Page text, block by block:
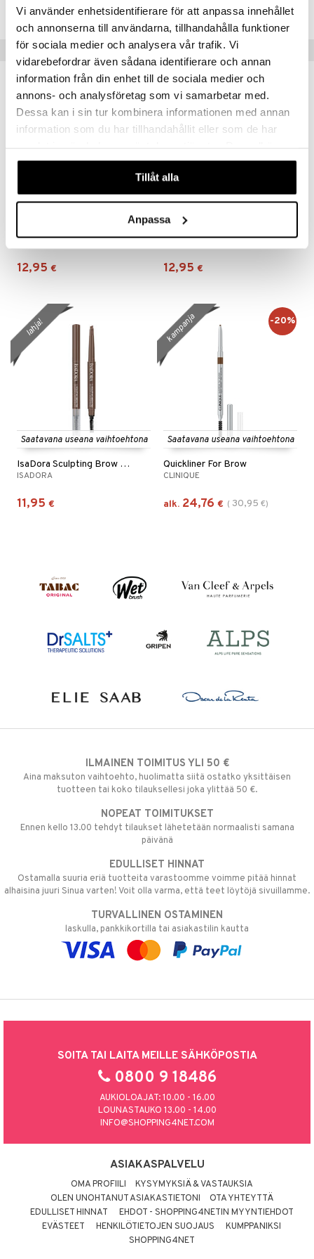
Vi använder enhetsidentifierare för att anpassa innehållet
och annonserna till användarna, tillhandahålla funktioner
för sociala medier och analysera vår trafik. Vi
vidarebefordrar även sådana identifierare och annan
information från din enhet till de sociala medier och
annons- och analysföretag som vi samarbetar med.
Dessa kan i sin tur kombinera informationen med annan
information som du har tillhandahållit eller som de har
våra cookies vid fortsatt användande av vår webbplats.
Tillåt alla
Anpassa
CBLCT-KI-1-XX-XX
Suositut tuotteet
Saatavana useana vaihtoehtona
ISADORA
12,95 €
lahja!
Saatavana useana vaihtoehtona
ISADORA
12,95 €
lahja!
Saatavana useana vaihtoehtona
IsaDora Sculpting Brow Pen Waterproof
ISADORA
11,95 €
lahja!
Saatavana useana vaihtoehtona
Quickliner For Brow
CLINIQUE
alk. 24,76 € ( 30,95 €)
kampanja -20%
ILMAINEN TOIMITUS YLI 50 €
Aina maksuton vaihtoehto, huolimatta siitä ostatko yksittäisen
tuotteen tai koko tilauksellesi joka ylittää 50 €.
NOPEAT TOIMITUKSET
Ennen kello 13.00 tehdyt tilaukset lähetetään normaalisti samana
päivänä
EDULLISET HINNAT
Ostamalla suuria eriä tuotteita varastoomme voimme pitää hinnat
alhaisina juuri Sinua varten! Voit olla varma, että teet löytöjä sivuillamme.
TURVALLINEN OSTAMINEN
laskulla, pankkikortilla tai asiakastilin kautta
SOITA TAI LAITA MEILLE SÄHKÖPOSTIA
0800 9 18486
AUKIOLOAJAT: 10.00 - 16.00
LOUNASTAUKO 13.00 - 14.00
INFO@SHOPPING4NET.COM
ASIAKASPALVELU
OMA PROFIILI
KYSYMYKSIÄ & VASTAUKSIA
OLEN UNOHTANUT ASIAKASTIETONI
OTA YHTEYTTÄ
EDULLISET HINNAT
EHDOT - SHOPPING4NETIN MYYNTIEHDOT
EVÄSTEET
HENKILÖTIETOJEN SUOJAUS
KUMPPANIKSI
SHOPPING4NET